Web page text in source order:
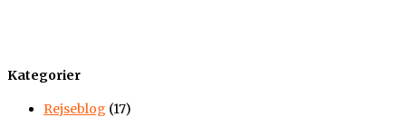
Kategorier
Rejseblog (17)